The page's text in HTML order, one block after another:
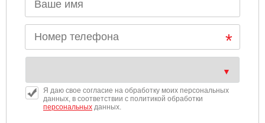
Я даю свое согласие на обработку моих персональных
данных, в соответствии с политикой обработки
персональныхданных.